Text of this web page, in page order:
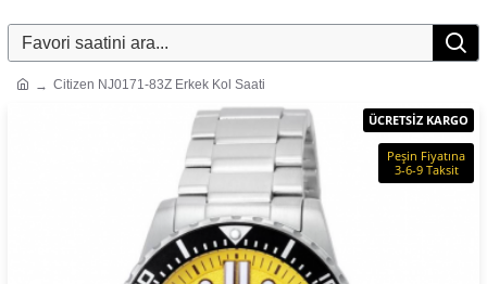
Citizen NJ0171-83Z Erkek Kol Saati
ÜCRETSİZ KARGO
Peşin Fiyatına
3-6-9 Taksit